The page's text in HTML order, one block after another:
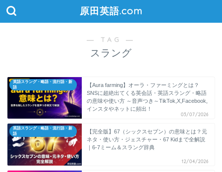
原田英語.com
― TAG ―
スラング
英語スラング・略語・流行語・新
語
【Aura farming】オーラ・ファーミングとは？
SNSに超絶出てくる英会話・英語スラング・略語
の意味や使い方 ～音声つき～TikTok,X,Facebook,
インスタやネットに頻出！
03/07/2026
英語スラング・略語・流行語・新
語
【完全版】67（シックスセブン）の意味とは？元
ネタ・使い方・ジェスチャー・67 Kidまで全解説
｜6-7ミーム＆スラング辞典
12/04/2026